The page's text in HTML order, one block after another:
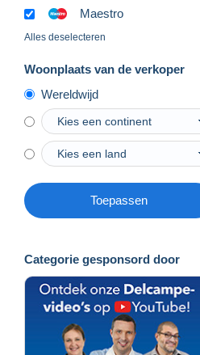
Maestro
Alles deselecteren
Woonplaats van de verkoper
Wereldwijd
Toepassen
Categorie gesponsord door